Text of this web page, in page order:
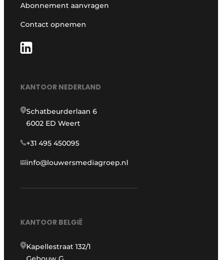
Abonnement aanvragen
Contact opnemen
KANTOOR NEDERLAND
Schatbeurderlaan 6
6002 ED Weert
+31 495 450095
info@louwersmediagroep.nl
KANTOOR BELGIË
Kapellestraat 132/1